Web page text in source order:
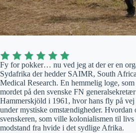
Fy for pokker… nu ved jeg at der er en
Sydafrika der hedder SAIMR, South
Medical Research. En hemmelig loge,
mordet på den svenske FN
Hammerskjöld i 1961, hvor hans fly på
under mystiske omstændigheder. Hvordan
svenskeren, som ville kolonialismen til livs
modstand fra hvide i det sydlige Afrika.